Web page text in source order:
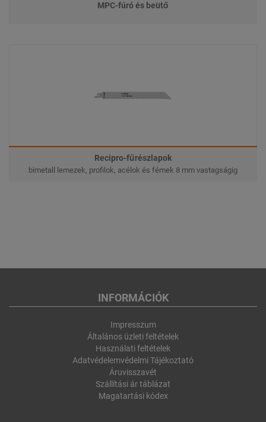
MPC-fúró és beütő
Recipro-fűrészlapok
bimetall lemezek, profilok, acélok és fémek 8 mm vastagságig
INFORMÁCIÓK
Impresszum
Általános üzleti feltételek
Használati feltételek
Adatvédelemvédelmi Tájékoztató
Áruvisszavét
Szállítási ár táblázat
Magatartási kódex